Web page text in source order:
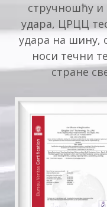
стручношћу и
удара, ЦРЦЦ
удара на шину,
носи течни
стране